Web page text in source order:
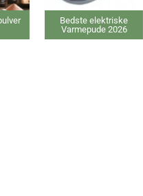
Bedste elektriske
Varmepude 2026